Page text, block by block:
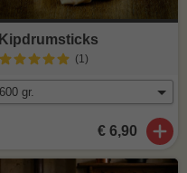
Kipdrumsticks
(1)
€ 6,90